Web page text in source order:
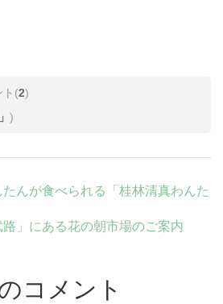
ト(2)
)
んが食べられる「桂林清真わんた
」にある花の朝市場のご案内
コメント